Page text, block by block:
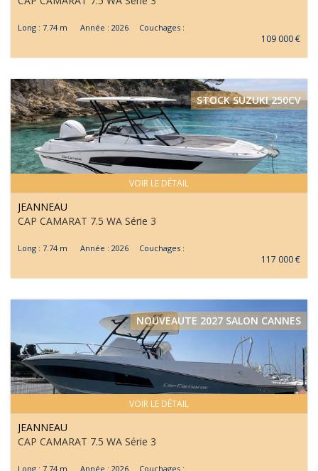
Long : 7.74 m Année : 2026 Couchages :
109 000 €
VOIR LE DÉTAIL
STOCK SUZUKI 250CV
JEANNEAU
CAP CAMARAT 7.5 WA Série 3
Long : 7.74 m Année : 2026 Couchages :
117 000 €
VOIR LE DÉTAIL
NOUVEAUTE 2027 SALON CANNES
JEANNEAU
CAP CAMARAT 7.5 WA Série 3
Long : 7.74 m Année : 2026 Couchages :